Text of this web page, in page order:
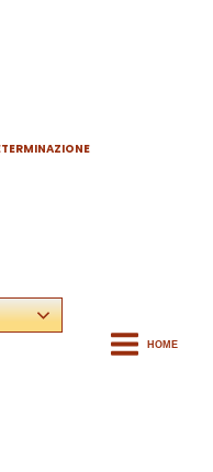
HOME